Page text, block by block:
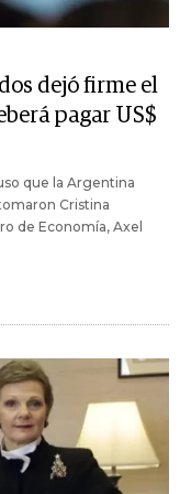
dejó firme el
pagar US$
que la Argentina
Cristina
de Economía, Axel